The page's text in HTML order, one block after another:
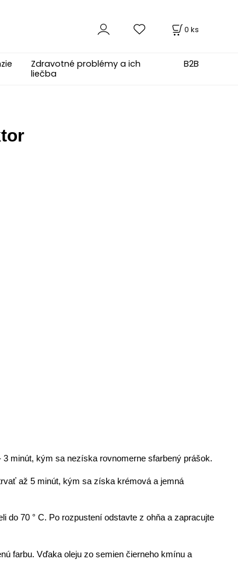
0 ks
Zdravotné problémy a ich
liečba
B2B
minút, kým sa nezíska rovnomerne sfarbený prášok.
až 5 minút, kým sa získa krémová a jemná
do 70 ° C. Po rozpustení odstavte z ohňa a zapracujte
farbu. Vďaka oleju zo semien čierneho kmínu a